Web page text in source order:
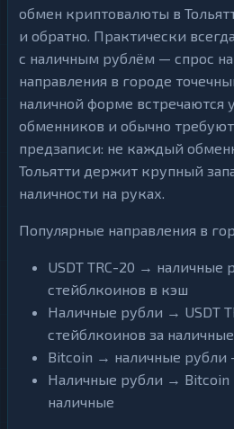
обмен криптовалюты в
и обратно. Практически
с наличным рублём — спрос
направления в городе
наличной форме встречаются
обменников и обычно
предзаписи: не каждый
Тольятти держит крупный
наличности на руках.
Популярные направления в
USDT TRC-20 → наличные
стейблкоинов в кэш
Наличные рубли → USDT
стейблкоинов за наличные
Bitcoin → наличные рубли
Наличные рубли → Bitcoin
наличные